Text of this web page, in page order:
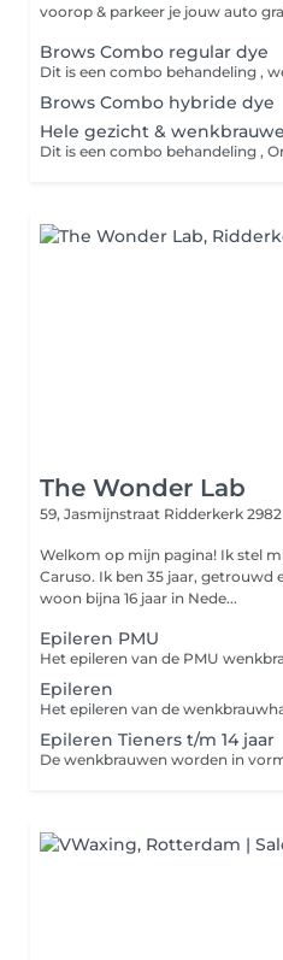
voorop & parkeer je jouw auto
Brows Combo regular dye
Brows Combo hybride dye
Hele gezicht &
The Wonder Lab
59, Jasmijnstraat Ridderkerk
Welkom op mijn pagina! Ik stel
Caruso. Ik ben 35 jaar, getrouwd
woon bijna 16 jaar in Nede...
Epileren PMU
Epileren
Epileren Tieners t/m 14 jaar